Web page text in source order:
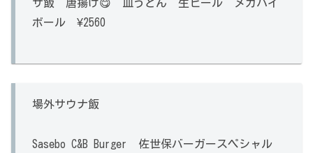
サ飯 唐揚げ😋 皿うどん 生ビール メガハイ
ボール ¥2560
場外サウナ飯
Sasebo C&B Burger 佐世保バーガースペシャル